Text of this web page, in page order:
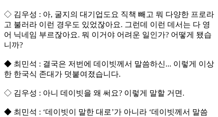
◇ 김우성 : 아, 굴지의 대기업도요 직책 빼고 뭐 다양한 프로라
고 불러라 이런 경우도 있었잖아요. 그런데 이런 데서는 다 영
어 닉네임 부르잖아요. 뭐 이거야 어려운 일인가? 어떻게 됐습
니까?
◆ 최민석 : 결국은 저번에 데이빗께서 말씀하신... 이렇게 이상
한 한국식 존대가 덧붙여졌습니다.
◇ 김우성 : 아니 데이빗을 왜 써요? 이렇게 말할 거면.
◆ 최민석 : ‘데이빗이 말한 대로’가 아니라 ‘데이빗께서 말씀